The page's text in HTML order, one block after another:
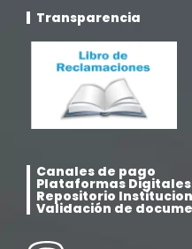
Noticias
Posgrado
Psicología
Responsabilidad Social
Transparencia
Canales de pago
Plataformas Digitales
Repositorio
Validación de